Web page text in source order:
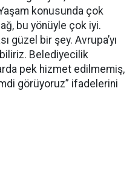
konusunda çok
bu yönüyle çok iyi.
güzel bir şey. Avrupa’yı
Belediyecilik
pek hizmet edilmemiş,
görüyoruz” ifadelerini